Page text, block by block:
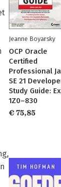
Jeanne Boyarsky
OCP Oracle
Certified
Professional
SE 21
Study Guide:
1Z0–830
€ 75,85